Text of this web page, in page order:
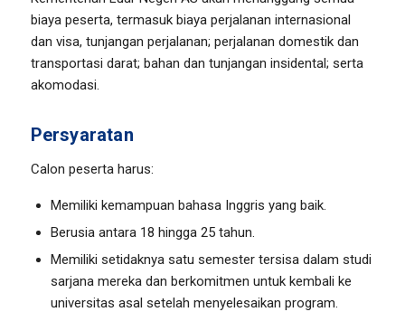
biaya peserta, termasuk biaya perjalanan internasional
dan visa, tunjangan perjalanan; perjalanan domestik dan
transportasi darat; bahan dan tunjangan insidental; serta
akomodasi.
Persyaratan
Calon peserta harus:
Memiliki kemampuan bahasa Inggris yang baik.
Berusia antara 18 hingga 25 tahun.
Memiliki setidaknya satu semester tersisa dalam studi
sarjana mereka dan berkomitmen untuk kembali ke
universitas asal setelah menyelesaikan program.